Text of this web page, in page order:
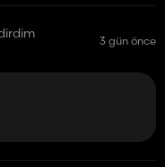
3 gün önce